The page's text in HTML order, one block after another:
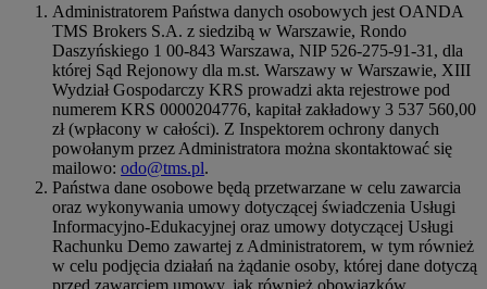
Administratorem Państwa danych osobowych jest OANDA
TMS Brokers S.A. z siedzibą w Warszawie, Rondo
Daszyńskiego 1 00-843 Warszawa, NIP 526-275-91-31, dla
której Sąd Rejonowy dla m.st. Warszawy w Warszawie, XIII
Wydział Gospodarczy KRS prowadzi akta rejestrowe pod
numerem KRS 0000204776, kapitał zakładowy 3 537 560,00
zł (wpłacony w całości). Z Inspektorem ochrony danych
powołanym przez Administratora można skontaktować się
mailowo: odo@tms.pl.
Państwa dane osobowe będą przetwarzane w celu zawarcia
oraz wykonywania umowy dotyczącej świadczenia Usługi
Informacyjno-Edukacyjnej oraz umowy dotyczącej Usługi
Rachunku Demo zawartej z Administratorem, w tym również
w celu podjęcia działań na żądanie osoby, której dane dotyczą
przed zawarciem umowy, jak również obowiązków